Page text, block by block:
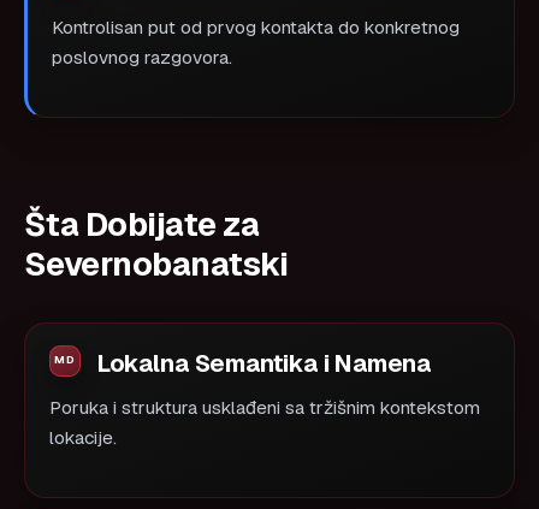
Kontrolisan put od prvog kontakta do konkretnog
poslovnog razgovora.
Šta Dobijate za
Severnobanatski
Lokalna Semantika i Namena
Poruka i struktura usklađeni sa tržišnim kontekstom
lokacije.